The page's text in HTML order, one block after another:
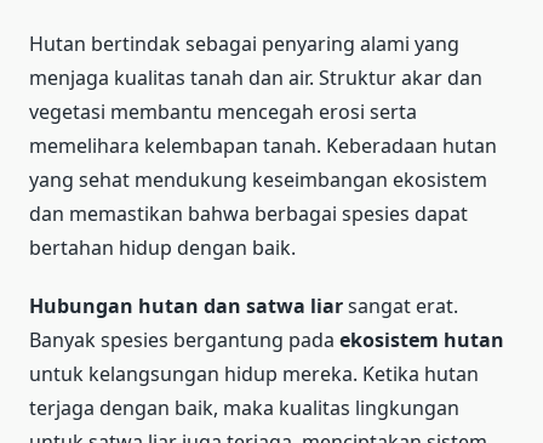
Hutan bertindak sebagai penyaring alami yang
menjaga kualitas tanah dan air. Struktur akar dan
vegetasi membantu mencegah erosi serta
memelihara kelembapan tanah. Keberadaan hutan
yang sehat mendukung keseimbangan ekosistem
dan memastikan bahwa berbagai spesies dapat
bertahan hidup dengan baik.
Hubungan hutan dan satwa liarsangat erat.
Banyak spesies bergantung pada ekosistem hutan
untuk kelangsungan hidup mereka. Ketika hutan
terjaga dengan baik, maka kualitas lingkungan